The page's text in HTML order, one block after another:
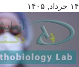
۱۴ خرداد, ۱۴۰۵